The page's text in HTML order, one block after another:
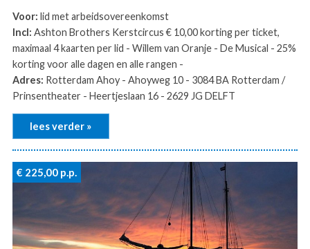
Voor: lid met arbeidsovereenkomst
Incl: Ashton Brothers Kerstcircus € 10,00 korting per ticket,
maximaal 4 kaarten per lid - Willem van Oranje - De Musical - 25%
korting voor alle dagen en alle rangen -
Adres: Rotterdam Ahoy - Ahoyweg 10 - 3084 BA Rotterdam /
Prinsentheater - Heertjeslaan 16 - 2629 JG DELFT
lees verder »
€ 225,00p.p.